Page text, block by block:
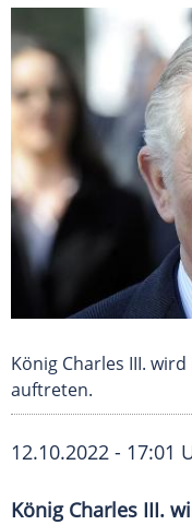
König Charles III.
auftreten.
12.10.2022 - 17:01
König Charles III.